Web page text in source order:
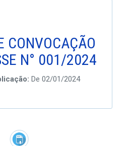
CONVOCAÇÃO
N° 001/2024
De 02/01/2024